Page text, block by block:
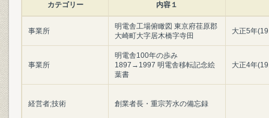
カテゴリー 内容１
事業所
明電舎工場俯瞰図 東京府荏原郡
大崎町大字居木橋字寺田
大正5年
事業所
明電舎100年の歩み
1897→1997 明電舎移転記念絵
葉書
大正4年
経営者;技術 創業者長・重宗芳水の備忘録